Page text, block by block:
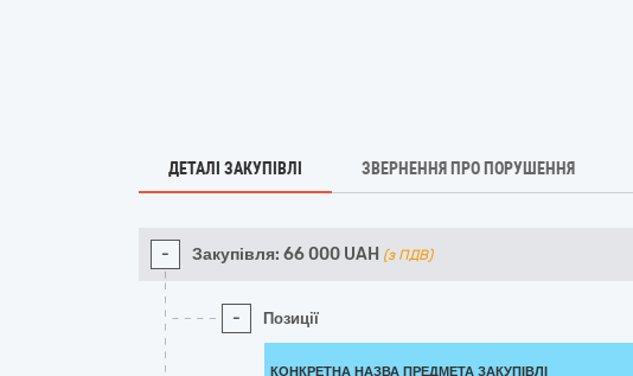
ДЕТАЛІ ЗАКУПІВЛІ ЗВЕРНЕННЯ ПРО ПОРУШЕННЯ
- Закупівля: 66 000 UAH (з ПДВ)
- Позиції
КОНКРЕТНА НАЗВА ПРЕДМЕТА ЗАКУПІВЛІ